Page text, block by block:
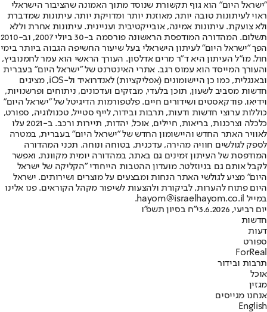
"ישראל היום" הוא גוף תקשורת שנוסד מתוך האמונה שהציבור הישראלי
ראוי לעיתונות טובה יותר, מאוזנת יותר ומדויקת יותר. עיתונות שמדברת
ולא צועקת. עיתונות אמינה, אובייקטיבית ועניינית. עיתונות אחרת וללא
תשלום. המהדורה המודפסת הראשונה פורסמה ב-30 ביולי 2007, וב-2010
הפך "ישראל היום" לעיתון הישראלי בעל שיעור החשיפה הגבוה ביותר בימי
חול. מו"ל העיתון היא ד"ר מרים אדלסון. העורך הראשי הוא עמר לחמנוביץ,
והעורך המייסד הוא עמוס רגב. אתרי האינטרנט של "ישראל היום" בעברית
ובאנגלית, כמו כן היישומונים (אפליקציות) לאנדרואיד ול-iOS, מציגים
חדשות מסביב לשעון, תוכן בלעדי, מבזקים ועדכונים, ניתוחים ופרשנויות,
וידיאו, פודקאסטים ושידורים חיים. פלטפורמות הדיגיטל של "ישראל היום"
כוללות ערוצי חדשות ודעות, תרבות ובידור, לייף סטייל, טכנולוגיה, ספורט,
כלכלה וצרכנות, בריאות, חיילים, אוכל, יהדות, תיירות ורכב. ב-2021 עלו
לאוויר האתר החדש והיישומון החדש של "ישראל היום" בעברית, במטרה
לספק לגולשים חוויה מהירה, עדכנית, בטוחה ונוחה. תכני המהדורה
המודפסת של העיתון זמינים גם באתר, במהדורה יומית מקוונת, ואפשר
לקבל אותם גם בניוזלטר. מועדון ההטבות הייחודי "הקליקה של ישראל
היום" מציע לגולשי האתר הנחות ומבצעים על מוצרים ושירותים. ישראל
היום פתוח להערות, לביקורת ולהצעות לשיפור מקהל הקוראים. פנו אלינו
במייל hayom@israelhayom.co.il.
יום רביעי, 3.6.2026
י"ח בסיון תשפ"ו
חדשות
דעות
ספורט
ForReal
תרבות ובידור
אוכל
מגזין
אנחנו מגייסים
English